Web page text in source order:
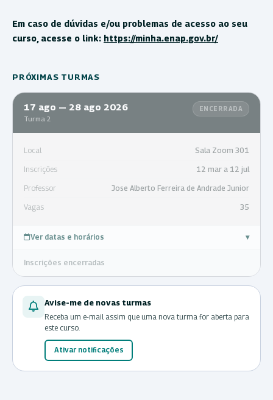
Em caso de dúvidas e/ou problemas de acesso ao seu
curso, acesse o link: https://minha.enap.gov.br/
PRÓXIMAS TURMAS
17 ago — 28 ago 2026
Turma 2
ENCERRADA
Local Sala Zoom 301
Inscrições 12 mar a 12 jul
Professor Jose Alberto Ferreira de Andrade Junior
Vagas 35
Ver datas e horários ▾
Inscrições encerradas
Avise-me de novas turmas
Receba um e-mail assim que uma nova turma for aberta para
este curso.
Ativar notificações